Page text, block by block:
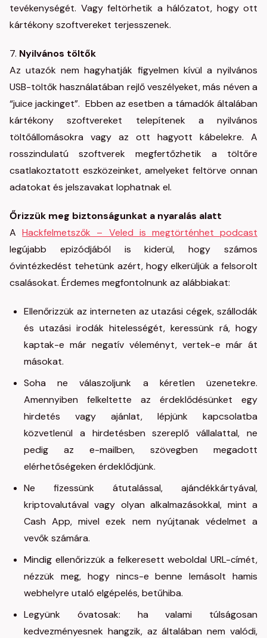
tevékenységét. Vagy feltörhetik a hálózatot, hogy ott
kártékony szoftvereket terjesszenek.
7. Nyilvános töltők
Az utazók nem hagyhatják figyelmen kívül a nyilvános
USB-töltők használatában rejlő veszélyeket, más néven a
“juice jackinget”. Ebben az esetben a támadók általában
kártékony szoftvereket telepítenek a nyilvános
töltőállomásokra vagy az ott hagyott kábelekre. A
rosszindulatú szoftverek megfertőzhetik a töltőre
csatlakoztatott eszközeinket, amelyeket feltörve onnan
adatokat és jelszavakat lophatnak el.
Őrizzük meg biztonságunkat a nyaralás alatt
AHackfelmetszők – Veled is megtörténhet podcast
legújabb epizódjából is kiderül, hogy számos
óvintézkedést tehetünk azért, hogy elkerüljük a felsorolt
csalásokat. Érdemes megfontolnunk az alábbiakat:
Ellenőrizzük az interneten az utazási cégek, szállodák
és utazási irodák hitelességét, keressünk rá, hogy
kaptak-e már negatív véleményt, vertek-e már át
másokat.
Soha ne válaszoljunk a kéretlen üzenetekre.
Amennyiben felkeltette az érdeklődésünket egy
hirdetés vagy ajánlat, lépjünk kapcsolatba
közvetlenül a hirdetésben szereplő vállalattal, ne
pedig az e-mailben, szövegben megadott
elérhetőségeken érdeklődjünk.
Ne fizessünk átutalással, ajándékkártyával,
kriptovalutával vagy olyan alkalmazásokkal, mint a
Cash App, mivel ezek nem nyújtanak védelmet a
vevők számára.
Mindig ellenőrizzük a felkeresett weboldal URL-címét,
nézzük meg, hogy nincs-e benne lemásolt hamis
webhelyre utaló elgépelés, betűhiba.
Legyünk óvatosak: ha valami túlságosan
kedvezményesnek hangzik, az általában nem valódi,